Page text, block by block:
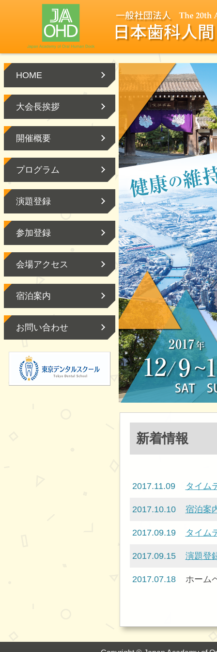
HOME
大会長挨拶
開催概要
プログラム
演題登録
参加登録
会場アクセス
宿泊案内
お問い合わせ
新着情報
2017.11.09 タイム
2017.10.10 宿泊案
2017.09.19 タイム
2017.09.15 演題登
2017.07.18 ホーム